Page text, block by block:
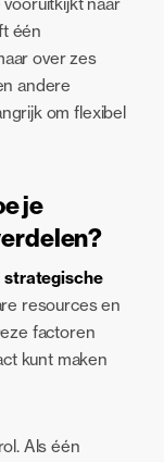
naar
één
over zes
andere
om flexibel
je
strategische
resources en
factoren
kunt maken
Als één